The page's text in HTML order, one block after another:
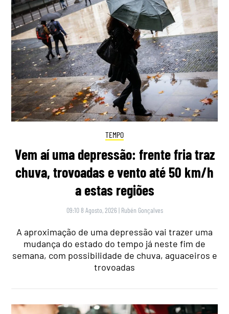
TEMPO
Vem aí uma depressão: frente fria traz
chuva, trovoadas e vento até 50 km/h
a estas regiões
09:10 8 Agosto, 2026 | Rubén Gonçalves
A aproximação de uma depressão vai trazer uma
mudança do estado do tempo já neste fim de
semana, com possibilidade de chuva, aguaceiros e
trovoadas